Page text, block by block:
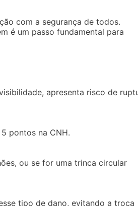
com a segurança de todos.
é um passo fundamental para
apresenta risco de
pontos na CNH.
ou se for uma trinca circular
tipo de dano, evitando a troca